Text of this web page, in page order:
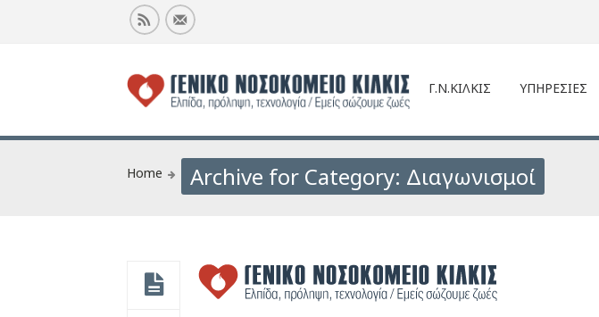
Γ.Ν.ΚΙΛΚΙΣ ΥΠΗΡΕΣΙΕΣ
Home Archive for Category: Διαγωνισμοί